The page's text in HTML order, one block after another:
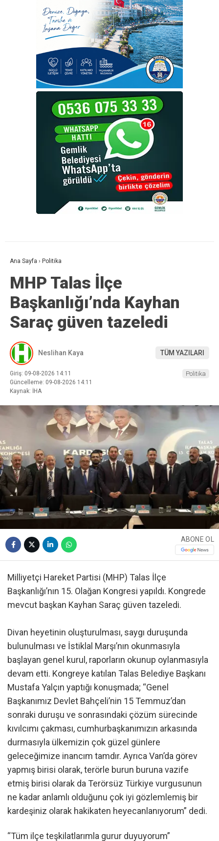
Ana Sayfa › Politika
MHP Talas İlçe
Başkanlığı’nda Kayhan
Saraç güven tazeledi
Neslihan Kaya TÜM YAZILARI
Giriş: 09-08-2026 14:11
Güncelleme: 09-08-2026 14:11
Kaynak: İHA
Politika
ABONE OL
Milliyetçi Hareket Partisi (MHP) Talas İlçe
Başkanlığı’nın 15. Olağan Kongresi yapıldı. Kongrede
mevcut başkan Kayhan Saraç güven tazeledi.
Divan heyetinin oluşturulması, saygı duruşunda
bulunulması ve İstiklal Marşı’nın okunmasıyla
başlayan genel kurul, raporların okunup oylanmasıyla
devam etti. Kongreye katılan Talas Belediye Başkanı
Mustafa Yalçın yaptığı konuşmada; “Genel
Başkanımız Devlet Bahçeli’nin 15 Temmuz’dan
sonraki duruşu ve sonrasındaki çözüm sürecinde
kıvılcımı çakması, cumhurbaşkanımızın arkasında
durmasıyla ülkemizin çok güzel günlere
geleceğimize inancım tamdır. Ayrıca Van’da görev
yapmış birisi olarak, terörle burun buruna vazife
etmiş birisi olarak da Terörsüz Türkiye vurgusunun
ne kadar anlamlı olduğunu çok iyi gözlemlemiş bir
kardeşiniz olarak hakikaten heyecanlanıyorum” dedi.
“Tüm ilçe teşkilatlarımla gurur duyuyorum”